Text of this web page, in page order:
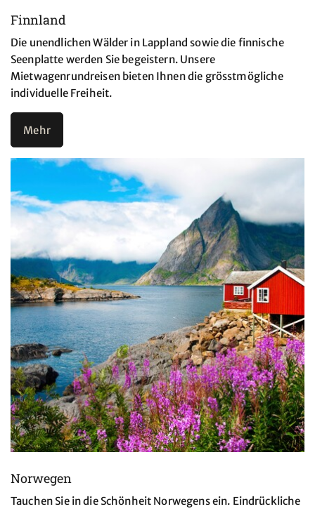
Finnland
Die unendlichen Wälder in Lappland sowie die finnische
Seenplatte werden Sie begeistern. Unsere
Mietwagenrundreisen bieten Ihnen die grösstmögliche
individuelle Freiheit.
Mehr
Norwegen
Tauchen Sie in die Schönheit Norwegens ein. Eindrückliche